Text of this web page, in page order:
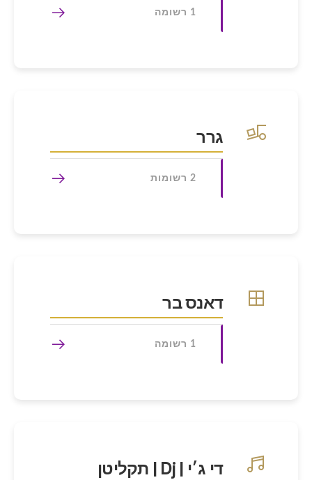
1 רשומה
גרר
2 רשומות
דאנס בר
1 רשומה
די ג׳י | Dj | תקליטן